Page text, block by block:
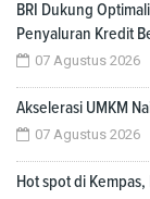
BRI Dukung
Penyaluran Kredit
07 Agustus 2026
Akselerasi UMKM
07 Agustus 2026
Hot spot di